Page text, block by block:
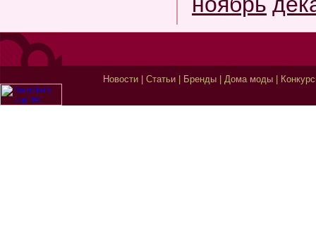
Новости| Статьи| Бренды| Дома моды|